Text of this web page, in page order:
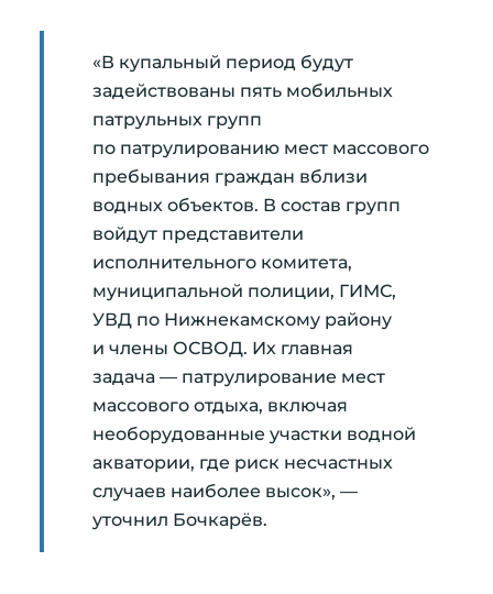
«В купальный период будут
задействованы пять мобильных
патрульных групп
по патрулированию мест массового
пребывания граждан вблизи
водных объектов. В состав групп
войдут представители
исполнительного комитета,
муниципальной полиции, ГИМС,
УВД по Нижнекамскому району
и члены ОСВОД. Их главная
задача — патрулирование мест
массового отдыха, включая
необорудованные участки водной
акватории, где риск несчастных
случаев наиболее высок», —
уточнил Бочкарёв.